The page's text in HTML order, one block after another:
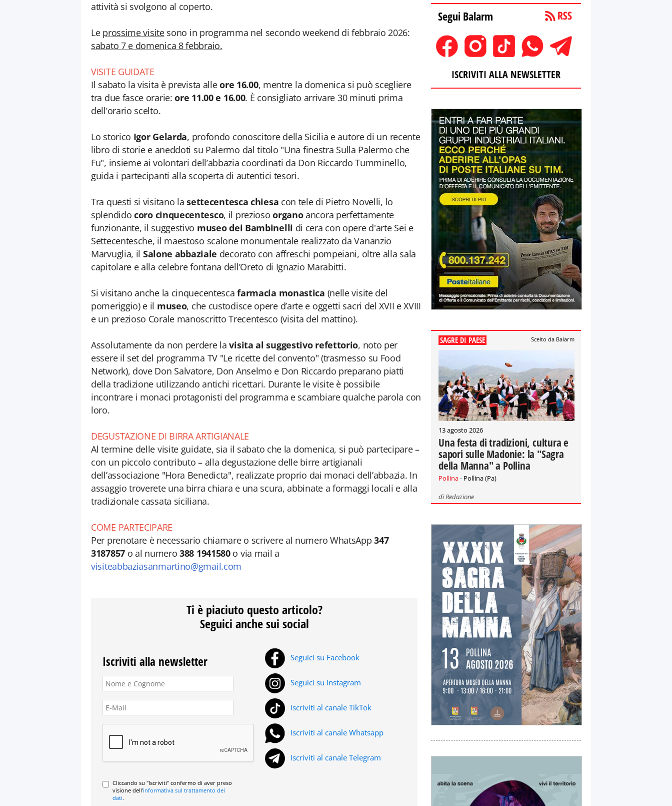
attività si svolgono al coperto.
Le prossime visitesono in programma nel secondo weekend di febbraio 2026:
sabato 7 e domenica 8 febbraio.
VISITE GUIDATE
Il sabato la visita è prevista alleore 16.00, mentre la domenica si può scegliere
tra due fasce orarie:ore 11.00 e 16.00. È consigliato arrivare 30 minuti prima
dell’orario scelto.
Lo storico Igor Gelarda, profondo conoscitore della Sicilia e autore di un recente
libro di storie e aneddoti su Palermo dal titolo "Una finestra Sulla Palermo che
Fu", insieme ai volontari dell’abbazia coordinati da Don Riccardo Tumminello,
guida i partecipanti alla scoperta di autentici tesori.
Tra questi si visitano lasettecentesca chiesa con tele di Pietro Novelli, lo
splendido coro cinquecentesco, il preziosoorganoancora perfettamente
funzionante, il suggestivo museo dei Bambinelli di cera con opere d'arte Sei e
Settecentesche, il maestoso scalone monumentale realizzato da Vananzio
Marvuglia, il Salone abbaziale decorato con affreschi pompeiani, oltre alla sala
capitolare e alla celebre fontana dell’Oreto di Ignazio Marabitti.
Si visitano anche la cinquecentescafarmacia monastica (nelle visite del
pomeriggio) e il museo, che custodisce opere d’arte e oggetti sacri del XVII e XVIII
e un prezioso Corale manoscritto Trecentesco (visita del mattino).
Assolutamente da non perdere lavisita al suggestivo refettorio, noto per
essere il set del programma TV "Le ricette del convento" (trasmesso su Food
Network), dove Don Salvatore, Don Anselmo e Don Riccardo preparano piatti
della tradizione utilizzando antichi ricettari. Durante le visite è possibile
incontrare i monaci protagonisti del programma e scambiare qualche parola con
loro.
DEGUSTAZIONE DI BIRRA ARTIGIANALE
Al termine delle visite guidate, sia il sabato che la domenica, si può partecipare –
con un piccolo contributo – alla degustazione delle birre artigianali
dell’associazione "Hora Benedicta", realizzate proprio dai monaci dell’abbazia. In
assaggio troverete una birra chiara e una scura, abbinate a formaggi locali e alla
tradizionale cassata siciliana.
COME PARTECIPARE
Per prenotare è necessario chiamare o scrivere al numero WhatsApp347
3187857o al numero388 1941580o via mail a
visiteabbaziasanmartino@gmail.com
Ti è piaciuto questo articolo?
Seguici anche sui social
Iscriviti alla newsletter
Cliccando su "Iscriviti" confermo di aver preso
visione dell'informativa sul trattamento dei
dati.
Seguici su Facebook
Seguici su Instagram
Iscriviti al canale TikTok
Iscriviti al canale Whatsapp
Iscriviti al canale Telegram
Segui Balarm
ISCRIVITI ALLA NEWSLETTER
SAGRE DI PAESE Scelto da Balarm
13 agosto 2026
Una festa di tradizioni, cultura e
sapori sulle Madonie: la "Sagra
della Manna" a Pollina
Pollina- Pollina (Pa)
diRedazione